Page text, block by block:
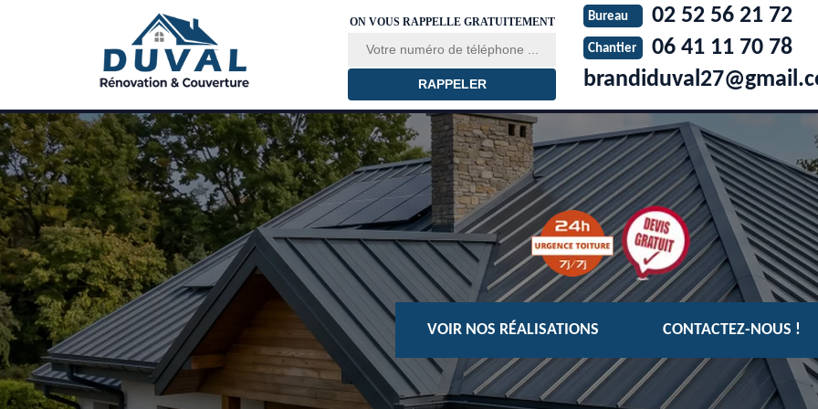
ON VOUS RAPPELLE GRATUITEMENT Bureau 02 52 56 21 72
Chantier
06 41 11 70 78
VOIR NOS RÉALISATIONS CONTACTEZ-NOUS !